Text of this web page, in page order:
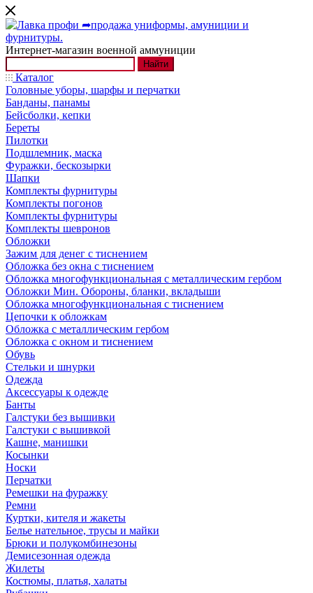
Интернет-магазин военной аммуниции
Найти
Каталог
Головные уборы, шарфы и перчатки
Банданы, панамы
Бейсболки, кепки
Береты
Пилотки
Подшлемник, маска
Фуражки, бескозырки
Шапки
Комплекты фурнитуры
Комплекты погонов
Комплекты фурнитуры
Комплекты шевронов
Обложки
Зажим для денег с тиснением
Обложка без окна с тиснением
Обложка многофункциональная с металлическим гербом
Обложки Мин. Обороны, бланки, вкладыши
Обложка многофункциональная с тиснением
Цепочки к обложкам
Обложка с металлическим гербом
Обложка с окном и тиснением
Обувь
Стельки и шнурки
Одежда
Аксессуары к одежде
Банты
Галстуки без вышивки
Галстуки с вышивкой
Кашне, манишки
Косынки
Носки
Перчатки
Ремешки на фуражку
Ремни
Куртки, кителя и жакеты
Белье нательное, трусы и майки
Брюки и полукомбинезоны
Демисезонная одежда
Жилеты
Костюмы, платья, халаты